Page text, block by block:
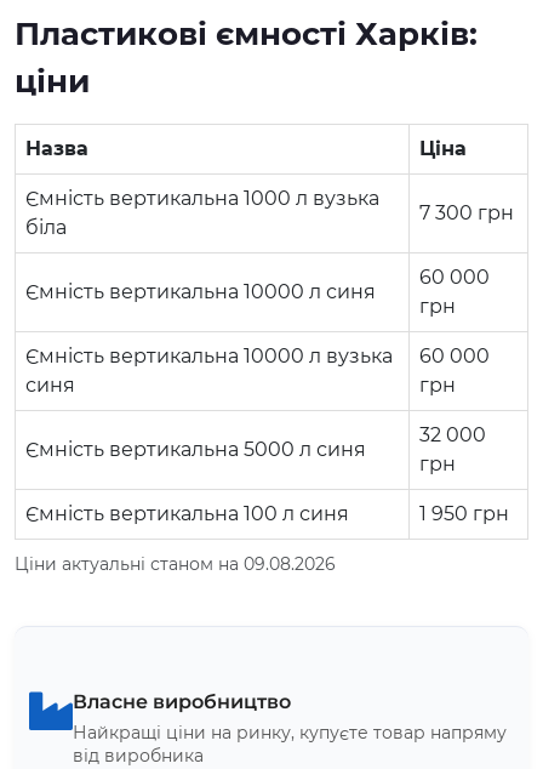
Пластикові ємності Харків:
ціни
Назва Ціна
Ємність вертикальна 1000 л вузька
біла
7 300 грн
Ємність вертикальна 10000 л синя
60 000
грн
Ємність вертикальна 10000 л вузька
синя
60 000
грн
Ємність вертикальна 5000 л синя
32 000
грн
Ємність вертикальна 100 л синя 1 950 грн
Ціни актуальні станом на 09.08.2026
Власне виробництво
Найкращі ціни на ринку, купуєте товар напряму
від виробника